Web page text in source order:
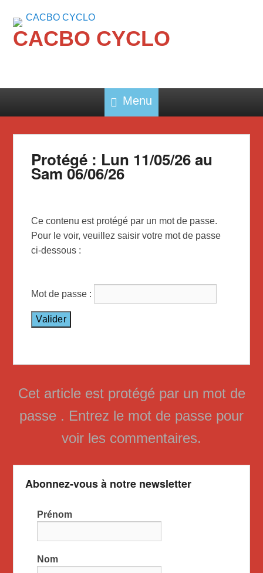
CACBO CYCLO
Menu
Protégé : Lun 11/05/26 au
Sam 06/06/26
Ce contenu est protégé par un mot de passe.
Pour le voir, veuillez saisir votre mot de passe
ci-dessous :
Mot de passe :
Cet article est protégé par un mot de
passe . Entrez le mot de passe pour
voir les commentaires.
Abonnez-vous à notre newsletter
Prénom
Nom